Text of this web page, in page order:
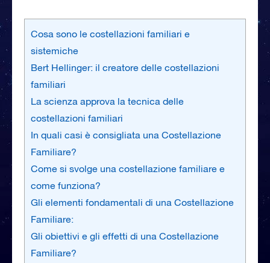
Cosa sono le costellazioni familiari e
sistemiche
Bert Hellinger: il creatore delle costellazioni
familiari
La scienza approva la tecnica delle
costellazioni familiari
In quali casi è consigliata una Costellazione
Familiare?
Come si svolge una costellazione familiare e
come funziona?
Gli elementi fondamentali di una Costellazione
Familiare:
Gli obiettivi e gli effetti di una Costellazione
Familiare?